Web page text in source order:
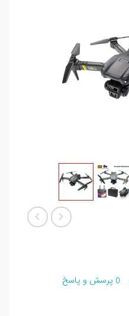
0 پرسش و پاسخ